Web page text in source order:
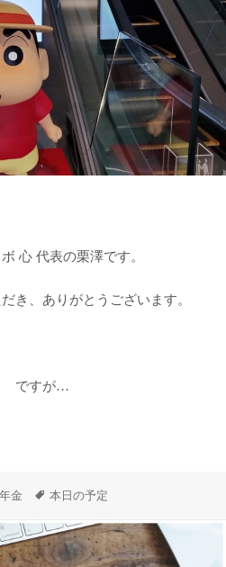
心 代表の栗澤です。
き、ありがとうございます。
ですが…
金
タ
本日の予定